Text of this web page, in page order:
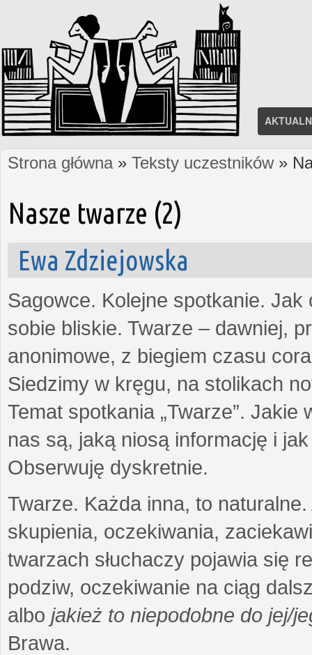
Jesteś tutaj
Strona główna» Teksty uczestników»
Nasze twarze (2)
Ewa Zdziejowska
Sagowce. Kolejne spotkanie.
sobie bliskie. Twarze – dawniej,
anonimowe, z biegiem czasu
Siedzimy w kręgu, na stolikach
Temat spotkania „Twarze”.
nas są, jaką niosą informację i
Obserwuję dyskretnie.
Twarze. Każda inna, to
skupienia, oczekiwania,
twarzach słuchaczy pojawia się
podziw, oczekiwanie na ciąg
albo jakież to niepodobne do jej/
Brawa.